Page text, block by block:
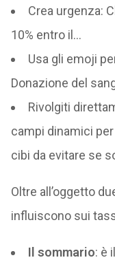
Crea urgenza:
10% entro il…
Usa gli emoji
Donazione del
Rivolgiti
campi dinamici
cibi da evitare se
Oltre all’oggetto
influiscono sui
Il sommario: è